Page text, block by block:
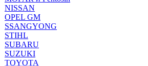
NISSAN
OPEL GM
SSANGYONG
STIHL
SUBARU
SUZUKI
TOYOTA